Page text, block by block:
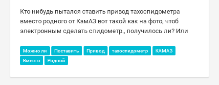
Кто нибудь пытался ставить привод тахоспидометра
вместо родного от КамАЗ вот такой как на фото, чтоб
электронным сделать спидометр., получилось ли? Или
Можно ли Поставить Привод тахоспидометр
КАМАЗ
Вместо
Родной